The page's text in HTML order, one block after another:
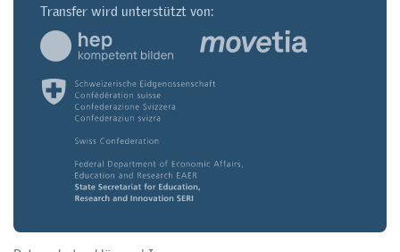
Transfer wird unterstützt von: